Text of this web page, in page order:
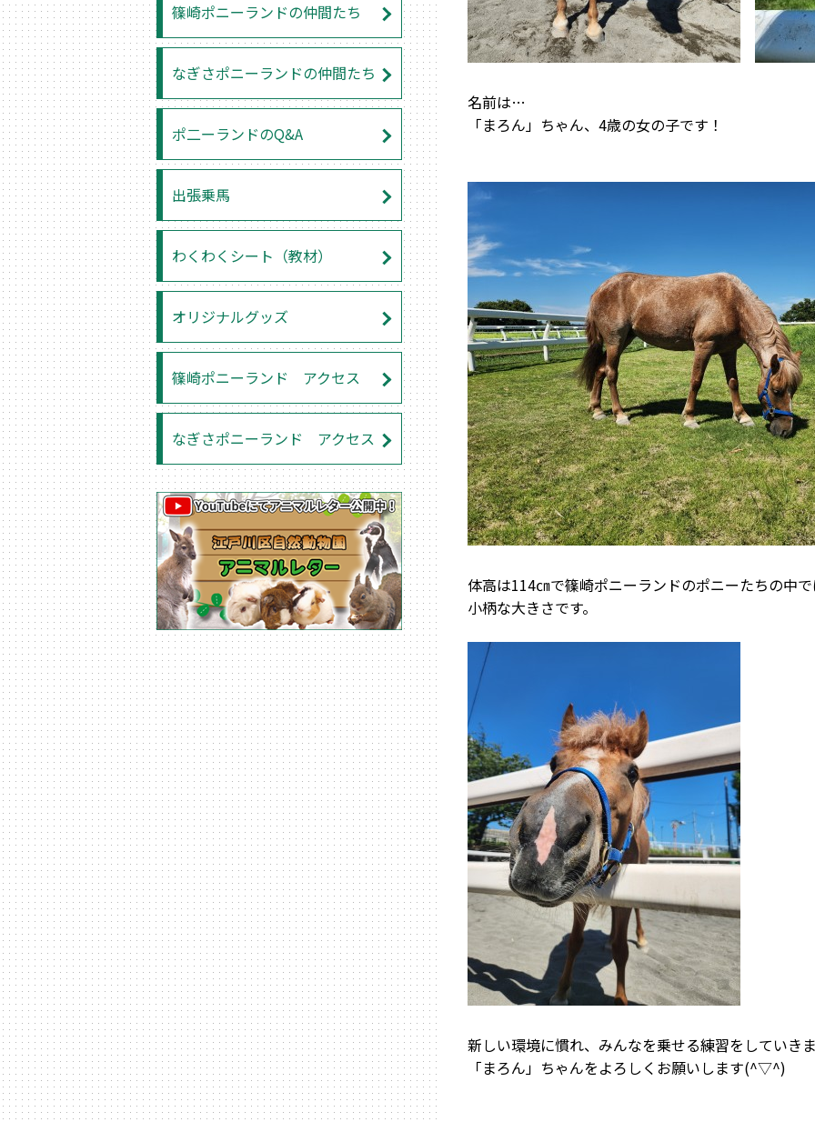
名前は…
「まろん」ちゃん、4歳の女の子です！
体高は114㎝で篠崎ポニーランドのポニーたちの中
小柄な大きさです。
新しい環境に慣れ、みんなを乗せる練習をしていき
「まろん」ちゃんをよろしくお願いします(^▽^)
篠崎ポニーランドの仲間たち
なぎさポニーランドの仲間たち
ポ二ーランドのQ&A
出張乗馬
わくわくシート（教材）
オリジナルグッズ
篠崎ポニーランド アクセス
なぎさポニーランド アクセス